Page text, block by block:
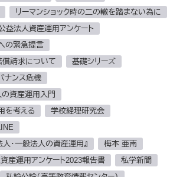
リーマンショック時の二の轍を踏まない為に
益法人資産運用アンケート
の緊急提言
償請求について
基礎シリーズ
ナンス危機
の資産運用入門
を考える
学校経理研究会
・一般法人の資産運用』
梅本 亜南
産運用アンケート2023報告書
私学新聞